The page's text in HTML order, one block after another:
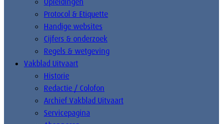
Protocol & Etiquette
Handige websites
Cijfers & onderzoek
Regels & wetgeving
Vakblad Uitvaart
Historie
Redactie / Colofon
Archief Vakblad Uitvaart
Servicepagina